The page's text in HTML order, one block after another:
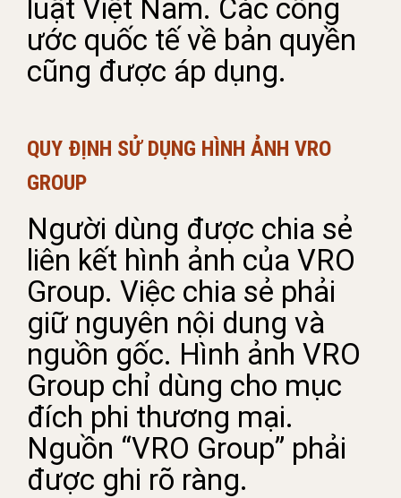
luật Việt Nam. Các công
ước quốc tế về bản quyền
cũng được áp dụng.
QUY ĐỊNH SỬ DỤNG HÌNH ẢNH VRO
GROUP
Người dùng được chia sẻ
liên kết hình ảnh của VRO
Group. Việc chia sẻ phải
giữ nguyên nội dung và
nguồn gốc. Hình ảnh VRO
Group chỉ dùng cho mục
đích phi thương mại.
Nguồn “VRO Group” phải
được ghi rõ ràng.